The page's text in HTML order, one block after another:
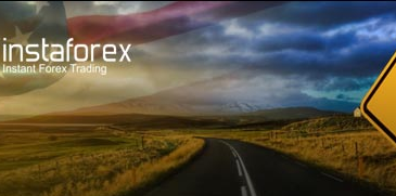
de la cuenta Plataforma
Para
Para
Inversionistas
Para Socios